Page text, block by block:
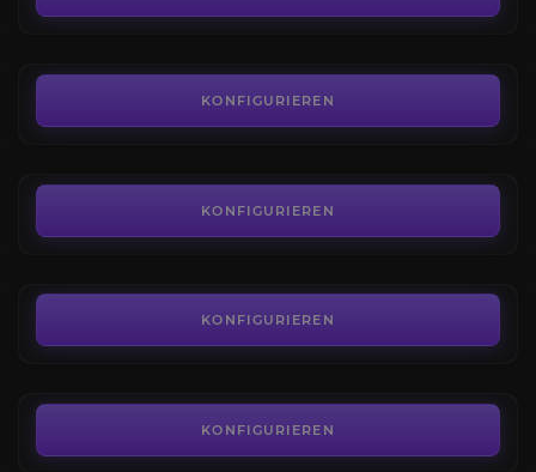
KONFIGURIEREN
KONFIGURIEREN
KONFIGURIEREN
Münzen Farmen
KONFIGURIEREN